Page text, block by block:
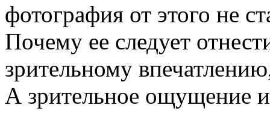
фотография от этого не
Почему ее следует
зрительному
А зрительное ощущение